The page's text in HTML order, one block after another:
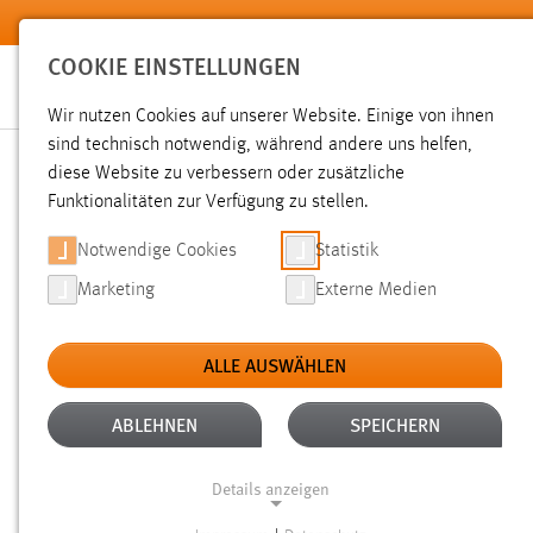
Zum Hauptinhalt springen
SUCHE
Aktive Filter: TYP: WIKI ALLE FILTER ENTFERNEN
Gesucht nach "moodle". Es wurden 27 Ergebnisse gefunden.
COOKIE EINSTELLUNGEN
Wir nutzen Cookies auf unserer Website. Einige von ihnen
sind technisch notwendig, während andere uns helfen,
diese Website zu verbessern oder zusätzliche
Funktionalitäten zur Verfügung zu stellen.
Notwendige Cookies Statistik
Marketing Externe Medien
ALLE AUSWÄHLEN
ABLEHNEN SPEICHERN
Details anzeigen